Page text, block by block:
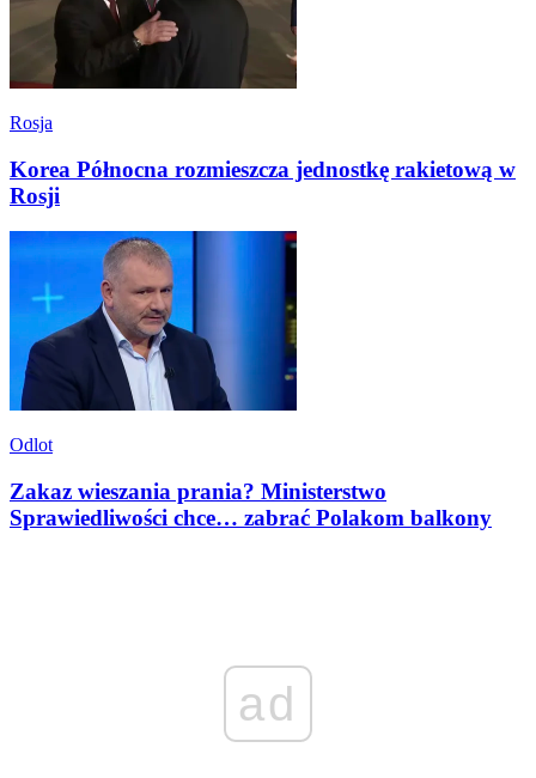
Rosja
Korea Północna rozmieszcza jednostkę rakietową w
Rosji
Odlot
Zakaz wieszania prania? Ministerstwo
Sprawiedliwości chce… zabrać Polakom balkony
ad